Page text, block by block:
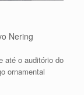
Nering
até o auditório do
ornamental